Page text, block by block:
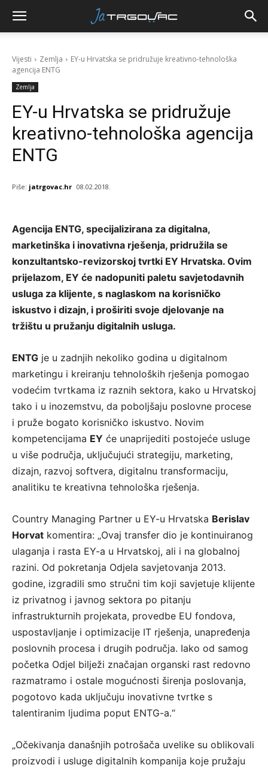
Vijesti Zemlja
EY-u Hrvatska se pridružuje kreativno-tehnološka
agencija ENTG
Zemlja
EY-u Hrvatska se pridružuje
kreativno-tehnološka agencija
ENTG
Piše: jatrgovac.hr 08.02.2018.
Agencija ENTG, specijalizirana za digitalna,
marketinška i inovativna rješenja, pridružila se
konzultantsko-revizorskoj tvrtki EY Hrvatska. Ovim
prijelazom, EY će nadopuniti paletu savjetodavnih
usluga za klijente, s naglaskom na korisničko
iskustvo i dizajn, i proširiti svoje djelovanje na
tržištu u pružanju digitalnih usluga.
ENTG je u zadnjih nekoliko godina u digitalnom
marketingu i kreiranju tehnoloških rješenja pomogao
vodećim tvrtkama iz raznih sektora, kako u Hrvatskoj
tako i u inozemstvu, da poboljšaju poslovne procese
i pruže bogato korisničko iskustvo. Novim
kompetencijama EY će unaprijediti postojeće usluge
u više područja, uključujući strategiju, marketing,
dizajn, razvoj softvera, digitalnu transformaciju,
analitiku te kreativna tehnološka rješenja.
Country Managing Partner u EY-u Hrvatska Berislav
Horvat komentira: „Ovaj transfer dio je kontinuiranog
ulaganja i rasta EY-a u Hrvatskoj, ali i na globalnoj
razini. Od pokretanja Odjela savjetovanja 2013.
godine, izgradili smo stručni tim koji savjetuje klijente
iz privatnog i javnog sektora po pitanju
infrastrukturnih projekata, provedbe EU fondova,
uspostavljanje i optimizacije IT rješenja, unapređenja
poslovnih procesa i drugih područja. Iako od samog
početka Odjel bilježi značajan organski rast redovno
razmatramo i ostale mogućnosti širenja poslovanja,
pogotovo kada uključuju inovativne tvrtke s
talentiranim ljudima poput ENTG-a.“
„Očekivanja današnjih potrošača uvelike su oblikovali
proizvodi i usluge digitalnih kompanija koje pružaju